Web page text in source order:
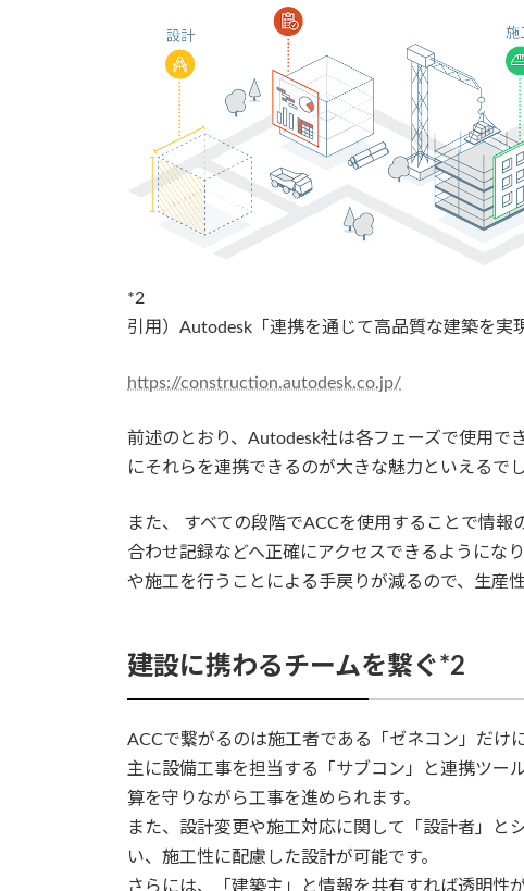
*2
引用）Autodesk「連携を通じて高品質な建築を実
https://construction.autodesk.co.jp/
前述のとおり、Autodesk社は各フェーズで使用で
にそれらを連携できるのが大きな魅力といえるでし
また、 すべての段階でACCを使用することで情
合わせ記録などへ正確にアクセスできるようにな
や施工を行うことによる手戻りが減るので、生産
建設に携わるチームを繋ぐ*2
ACCで繋がるのは施工者である「ゼネコン」だけ
主に設備工事を担当する「サブコン」と連携ツー
算を守りながら工事を進められます。
また、設計変更や施工対応に関して「設計者」と
い、施工性に配慮した設計が可能です。
さらには、「建築主」と情報を共有すれば透明性